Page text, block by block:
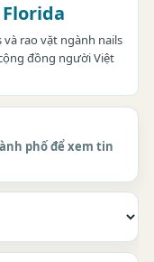
rao vặt ngành nails
đồng người Việt
phố để xem tin